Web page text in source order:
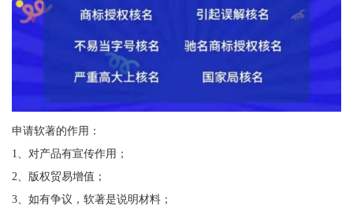
申请软著的作用：
1、对产品有宣传作用；
2、版权贸易增值；
3、如有争议，软著是说明材料；